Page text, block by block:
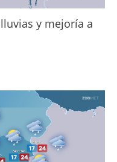
y mejoría a